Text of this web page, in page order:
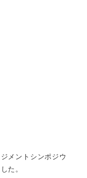
メントシンポジウ
た。